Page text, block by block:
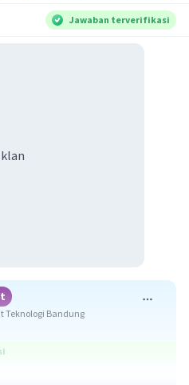
Jawaban terverifikasi
Teknologi Bandung